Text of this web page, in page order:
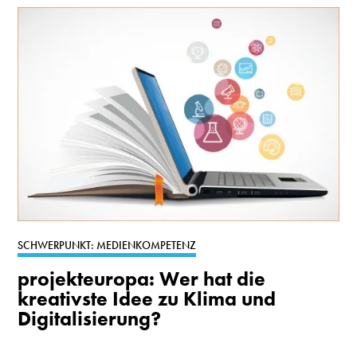
SCHWERPUNKT: MEDIENKOMPETENZ
projekteuropa: Wer hat die
kreativste Idee zu Klima und
Digitalisierung?